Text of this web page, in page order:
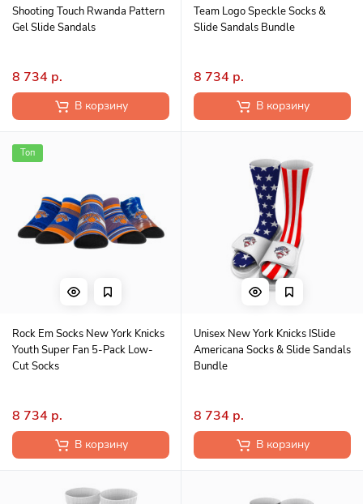
Shooting Touch Rwanda Pattern
Gel Slide Sandals
8 734 р.
В корзину
Team Logo Speckle Socks &
Slide Sandals Bundle
8 734 р.
В корзину
Топ
Rock Em Socks New York Knicks
Youth Super Fan 5-Pack Low-
Cut Socks
8 734 р.
В корзину
Unisex New York Knicks ISlide
Americana Socks & Slide Sandals
Bundle
8 734 р.
В корзину